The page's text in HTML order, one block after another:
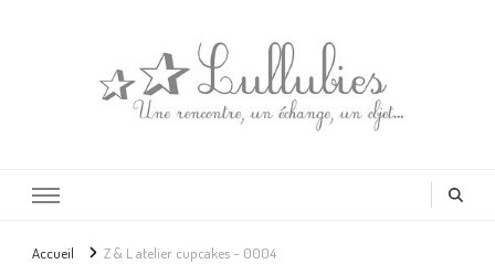
Accueil Z & L atelier cupcakes – 0004